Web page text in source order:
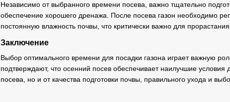
Независимо от выбранного времени посева, важно тщательно
обеспечение хорошего дренажа. После посева газон необходимо
постоянную влажность почвы, что критически важно для
Заключение
Выбор оптимального времени для посадки газона играет важную
подтверждают, что осенний посев обеспечивает наилучшие условия
посева, но и от качества подготовки почвы, правильного ухода и